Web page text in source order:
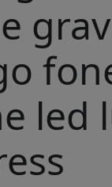
led